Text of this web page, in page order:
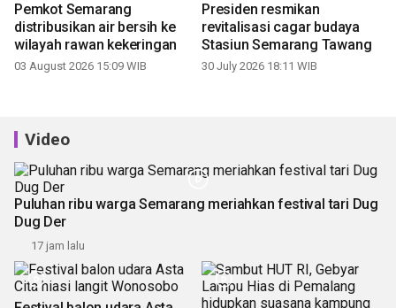
Pemkot Semarang
distribusikan air bersih ke
wilayah rawan kekeringan
03 August 2026 15:09 WIB
Presiden resmikan
revitalisasi cagar budaya
Stasiun Semarang Tawang
30 July 2026 18:11 WIB
Video